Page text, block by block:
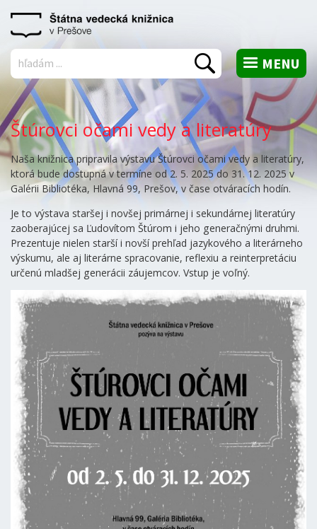
MENU
Vyhľadať
Štúrovci očami vedy a literatúry
Naša knižnica pripravila výstavu Štúrovci očami vedy a literatúry,
ktorá bude dostupná v termíne od 2. 5. 2025 do 31. 12. 2025 v
Galérii Bibliotéka, Hlavná 99, Prešov, v čase otváracích hodín.
Je to výstava staršej i novšej primárnej i sekundárnej literatúry
zaoberajúcej sa Ľudovítom Štúrom i jeho generačnými druhmi.
Prezentuje nielen starší i novší prehľad jazykového a literárneho
výskumu, ale aj literárne spracovanie, reflexiu a reinterpretáciu
určenú mladšej generácii záujemcov. Vstup je voľný.